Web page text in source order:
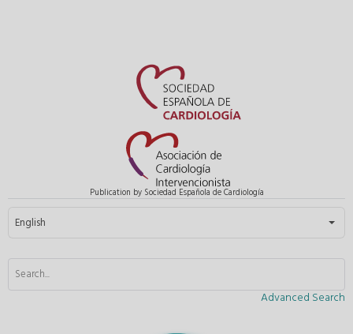
Publication by Sociedad Española de Cardiología
Select your language
English
Advanced Search